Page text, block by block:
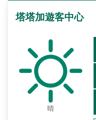
南安遊客中心
線上預約
線上預約申請
登高登頂紀念證書申辦
入園線上申請
動物
黑熊特展
黑熊骨骼標本特展
路死動物調查
委辦成果報告
採集證申請
生物多樣性平台
野生動物通報
電子書
管理處電話
處長簡介
施政計畫
預決算及會計報告
通盤檢討
首長信箱
常見問答
檔案應用專區
線上檔案展
民眾申辦服務
日本語
Bahasa Melayu
Tiếng Việt
Taglog
RSS 訂閱
Facebook
塔塔加遊客中心
晴